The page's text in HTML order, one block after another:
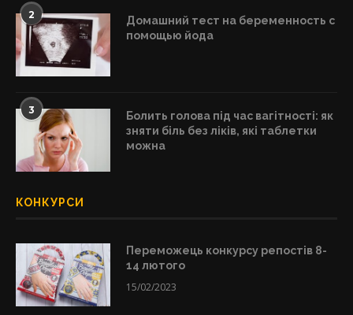
2
Домашний тест на беременность с
помощью йода
3
Болить голова під час вагітності: як
зняти біль без ліків, які таблетки
можна
КОНКУРСИ
Переможець конкурсу репостів 8-
14 лютого
15/02/2023